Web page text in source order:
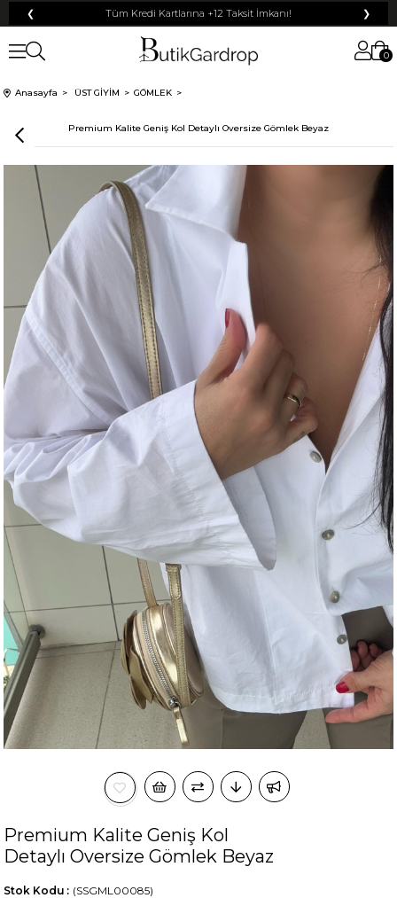
❮ Tüm Kredi Kartlarına +12 Taksit İmkanı! ❯
0
Anasayfa ÜST GİYİM GÖMLEK
Premium Kalite Geniş Kol Detaylı Oversize Gömlek Beyaz
Premium Kalite Geniş Kol
Detaylı Oversize Gömlek Beyaz
(SSGML00085)
Stok Kodu